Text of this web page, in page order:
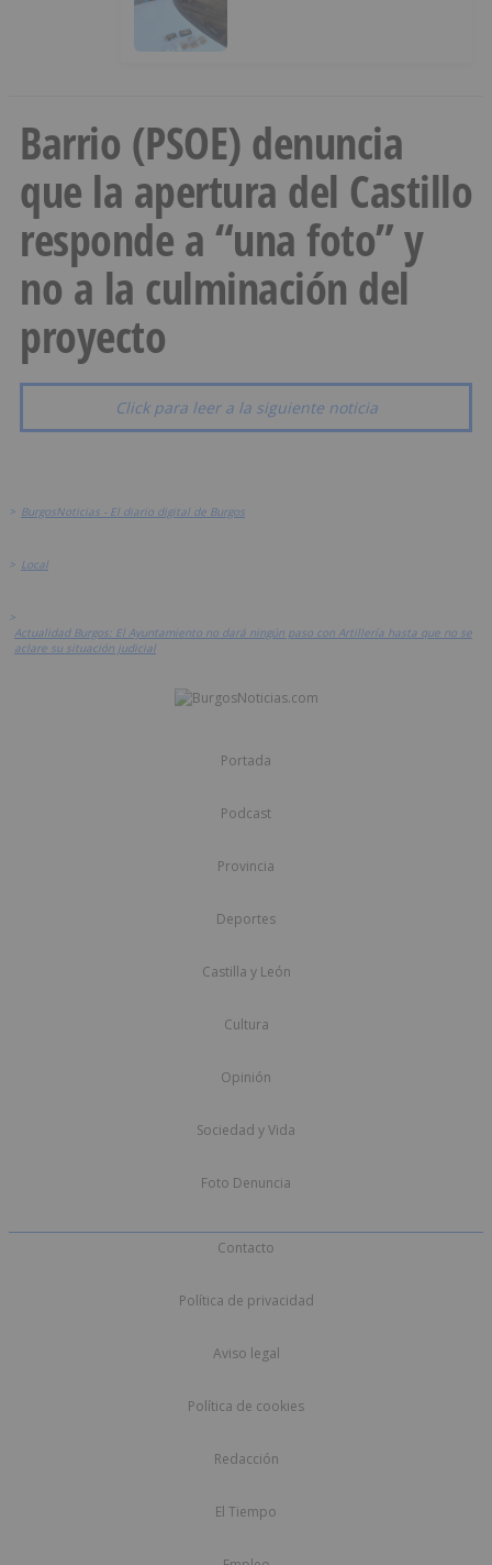
Barrio (PSOE) denuncia
que la apertura del Castillo
responde a “una foto” y
no a la culminación del
proyecto
Click para leer a la siguiente noticia
> BurgosNoticias - El diario digital de Burgos
> Local
>
Actualidad Burgos: El Ayuntamiento no dará ningún paso con Artillería hasta que no se
aclare su situación judicial
Portada
Podcast
Provincia
Deportes
Castilla y León
Cultura
Opinión
Sociedad y Vida
Foto Denuncia
Contacto
Política de privacidad
Aviso legal
Política de cookies
Redacción
El Tiempo